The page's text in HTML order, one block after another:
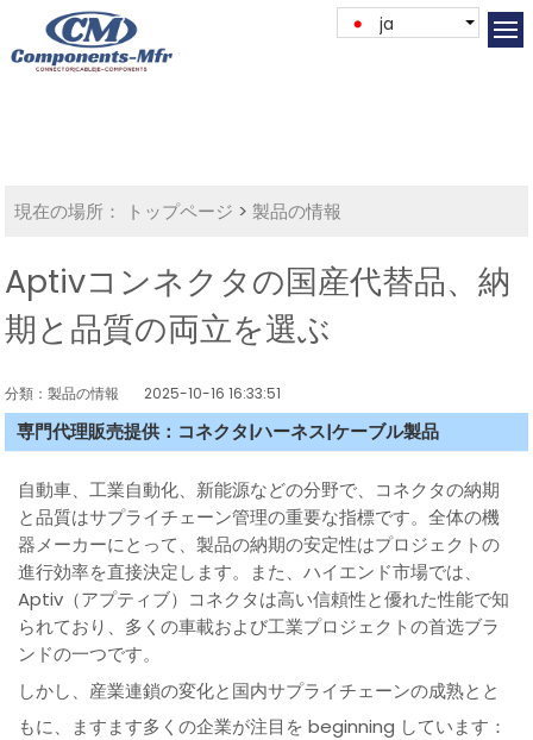
ja
現在の場所： トップページ >製品の情報
Aptivコンネクタの国産代替品、納
期と品質の両立を選ぶ
分類：製品の情報 2025-10-16 16:33:51
専門代理販売提供：コネクタ|ハーネス|ケーブル製品
自動車、工業自動化、新能源などの分野で、コネクタの納期
と品質はサプライチェーン管理の重要な指標です。全体の機
器メーカーにとって、製品の納期の安定性はプロジェクトの
進行効率を直接決定します。また、ハイエンド市場では、
Aptiv（アプティブ）コネクタは高い信頼性と優れた性能で知
られており、多くの車載および工業プロジェクトの首选ブラ
ンドの一つです。
しかし、産業連鎖の変化と国内サプライチェーンの成熟とと
もに、ますます多くの企業が注目を beginning しています：